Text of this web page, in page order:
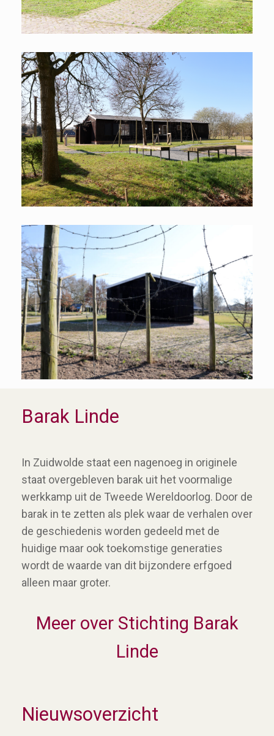
Barak Linde
In Zuidwolde staat een nagenoeg in originele
staat overgebleven barak uit het voormalige
werkkamp uit de Tweede Wereldoorlog. Door de
barak in te zetten als plek waar de verhalen over
de geschiedenis worden gedeeld met de
huidige maar ook toekomstige generaties
wordt de waarde van dit bijzondere erfgoed
alleen maar groter.
Meer over Stichting Barak
Linde
Nieuwsoverzicht